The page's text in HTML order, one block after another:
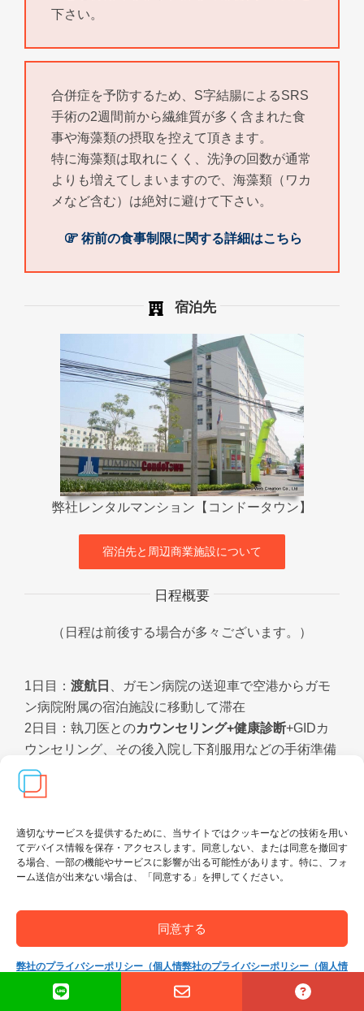
適切なサービスを提供するために、当サイトではクッキーなどの技術を用い
てデバイス情報を保存・アクセスします。同意しない、または同意を撤回す
る場合、一部の機能やサービスに影響が出る可能性があります。特に、フォ
ーム送信が出来ない場合は、「同意する」を押してください。
同意する
弊社のプライバシーポリシー（個人情
報保護方針）
弊社のプライバシーポリシー（個人情
報保護方針）
下さい。
合併症を予防するため、S字結腸によるSRS
手術の2週間前から繊維質が多く含まれた食
事や海藻類の摂取を控えて頂きます。
特に海藻類は取れにくく、洗浄の回数が通常
よりも増えてしまいますので、海藻類（ワカ
メなど含む）は絶対に避けて下さい。
術前の食事制限に関する詳細はこちら
宿泊先
弊社レンタルマンション【コンドータウン】
宿泊先と周辺商業施設について
日程概要
（日程は前後する場合が多々ございます。）
1日目： 渡航日
、ガモン病院の送迎車で空港からガモ
ン病院附属の宿泊施設に移動して滞在
2日目：執刀医とのカウンセリング+健康診断+GIDカ
ウンセリング、その後入院し下剤服用などの手術準備
3日目：腸内洗浄など手術準備を続け、
腹によるS字結腸法）手術
ス
20日目：帰国前術後検診（フォローアップ）予定
22日目：帰国日
圧が高い場合(150以上)、予定通りに手術ができない
場合があります。 この場合は降圧剤を1日服用してか